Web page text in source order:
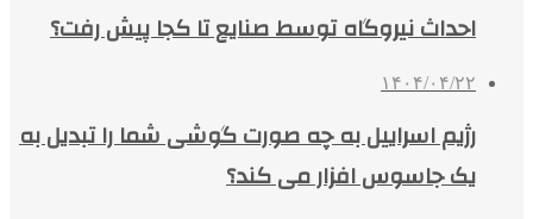
احداث نیروگاه توسط صنایع تا کجا پیش رفت؟
۱۴۰۴/۰۴/۲۲
رژیم اسراییل به چه صورت گوشی شما را تبدیل به
یک جاسوس افزار می کند؟